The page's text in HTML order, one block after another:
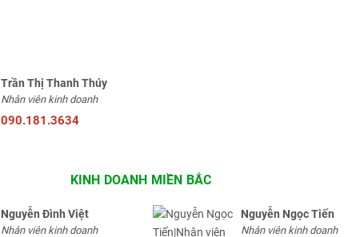
Trần Thị Thanh Thúy
Nhân viên kinh doanh
090.181.3634
KINH DOANH MIỀN BẮC
Nguyễn Đình Việt
Nhân viên kinh doanh
Nguyễn Ngọc Tiến
Nhân viên kinh doanh